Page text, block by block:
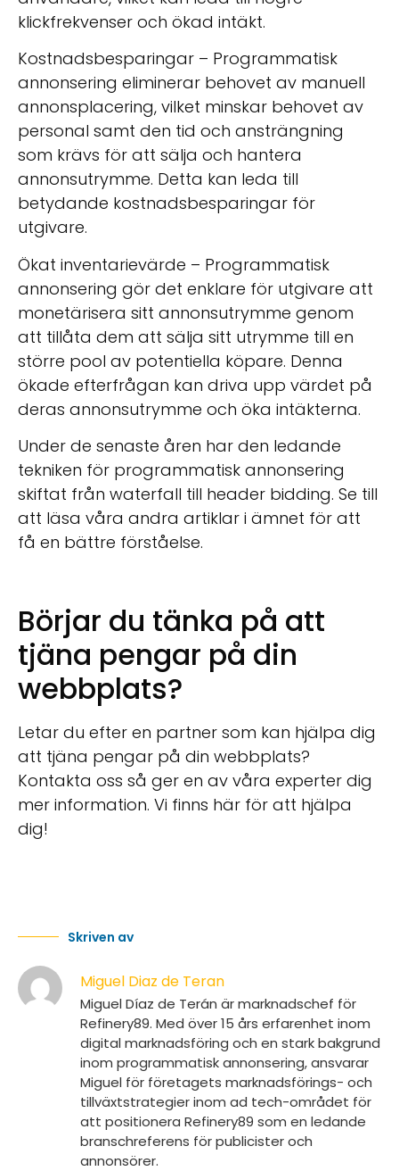
klickfrekvenser och ökad intäkt.
Kostnadsbesparingar – Programmatisk
annonsering eliminerar behovet av manuell
annonsplacering, vilket minskar behovet av
personal samt den tid och ansträngning
som krävs för att sälja och hantera
annonsutrymme. Detta kan leda till
betydande kostnadsbesparingar för
utgivare.
Ökat inventarievärde – Programmatisk
annonsering gör det enklare för utgivare att
monetärisera sitt annonsutrymme genom
att tillåta dem att sälja sitt utrymme till en
större pool av potentiella köpare. Denna
ökade efterfrågan kan driva upp värdet på
deras annonsutrymme och öka intäkterna.
Under de senaste åren har den ledande
tekniken för programmatisk annonsering
skiftat från waterfall till header bidding. Se till
att läsa våra andra artiklar i ämnet för att
få en bättre förståelse.
Börjar du tänka på att
tjäna pengar på din
webbplats?
Letar du efter en partner som kan hjälpa dig
att tjäna pengar på din webbplats?
Kontakta oss så ger en av våra experter dig
mer information. Vi finns här för att hjälpa
dig!
Skriven av
Miguel Diaz de Teran
Miguel Díaz de Terán är marknadschef för
Refinery89. Med över 15 års erfarenhet inom
digital marknadsföring och en stark bakgrund
inom programmatisk annonsering, ansvarar
Miguel för företagets marknadsförings- och
tillväxtstrategier inom ad tech-området för
att positionera Refinery89 som en ledande
branschreferens för publicister och
annonsörer.